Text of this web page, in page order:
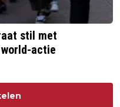
stil met
actie